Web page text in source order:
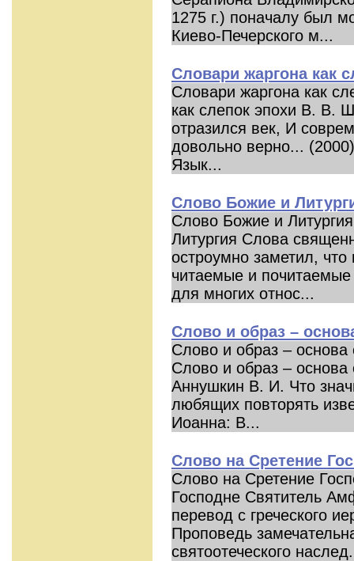
1275 г.) поначалу был
Киево-Печерского м...
Словари жаргона как
Словари жаргона как
как слепок эпохи В. В.
отразился век, И
довольно верно...
Язык...
Слово Божие и
Слово Божие и
Литургия Слова
остроумно заметил, что
читаемые и
для многих относ...
Слово и образ –
Слово и образ – основа
Слово и образ – основа
Аннушкин В. И. Что
любящих повторять
Иоанна: В...
Слово на Сретение
Слово на Сретение
Господне Святитель
перевод с греческого
Проповедь
святоотеческого